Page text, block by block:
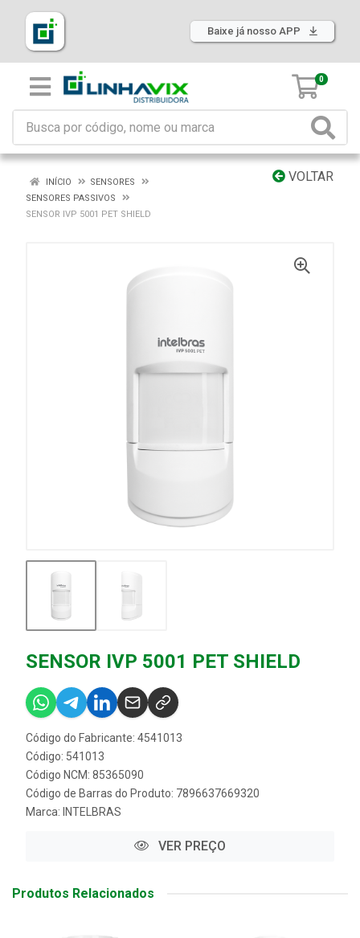
Baixe já nosso APP
0
VOLTAR
INÍCIO
SENSORES
SENSORES PASSIVOS
SENSOR IVP 5001 PET SHIELD
SENSOR IVP 5001 PET SHIELD
Código do Fabricante: 4541013
Código: 541013
Código NCM: 85365090
Código de Barras do Produto: 7896637669320
Marca: INTELBRAS
VER PREÇO
Produtos Relacionados